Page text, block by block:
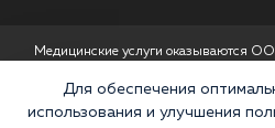
Медицинские услуги оказываются
Москва, улица 8 Марта,
«Напоминаем, что сайт https://
Для обеспечения
использования и улучшения